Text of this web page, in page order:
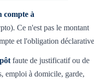
compte à
Ce n'est pas le montant
et l'obligation
faute de justificatif ou de
emploi à domicile, garde,